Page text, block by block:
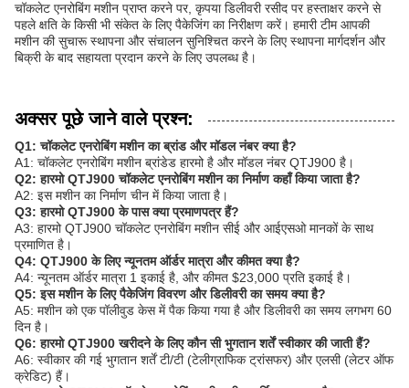
चॉकलेट एनरोबिंग मशीन प्राप्त करने पर, कृपया डिलीवरी रसीद पर हस्ताक्षर करने से
पहले क्षति के किसी भी संकेत के लिए पैकेजिंग का निरीक्षण करें। हमारी टीम आपकी
मशीन की सुचारू स्थापना और संचालन सुनिश्चित करने के लिए स्थापना मार्गदर्शन और
बिक्री के बाद सहायता प्रदान करने के लिए उपलब्ध है।
अक्सर पूछे जाने वाले प्रश्न:
Q1: चॉकलेट एनरोबिंग मशीन का ब्रांड और मॉडल नंबर क्या है?
A1: चॉकलेट एनरोबिंग मशीन ब्रांडेड हारमो है और मॉडल नंबर QTJ900 है।
Q2: हारमो QTJ900 चॉकलेट एनरोबिंग मशीन का निर्माण कहाँ किया जाता है?
A2: इस मशीन का निर्माण चीन में किया जाता है।
Q3: हारमो QTJ900 के पास क्या प्रमाणपत्र हैं?
A3: हारमो QTJ900 चॉकलेट एनरोबिंग मशीन सीई और आईएसओ मानकों के साथ
प्रमाणित है।
Q4: QTJ900 के लिए न्यूनतम ऑर्डर मात्रा और कीमत क्या है?
A4: न्यूनतम ऑर्डर मात्रा 1 इकाई है, और कीमत $23,000 प्रति इकाई है।
Q5: इस मशीन के लिए पैकेजिंग विवरण और डिलीवरी का समय क्या है?
A5: मशीन को एक पॉलीवुड केस में पैक किया गया है और डिलीवरी का समय लगभग 60
दिन है।
Q6: हारमो QTJ900 खरीदने के लिए कौन सी भुगतान शर्तें स्वीकार की जाती हैं?
A6: स्वीकार की गई भुगतान शर्तें टी/टी (टेलीग्राफिक ट्रांसफर) और एलसी (लेटर ऑफ
क्रेडिट) हैं।